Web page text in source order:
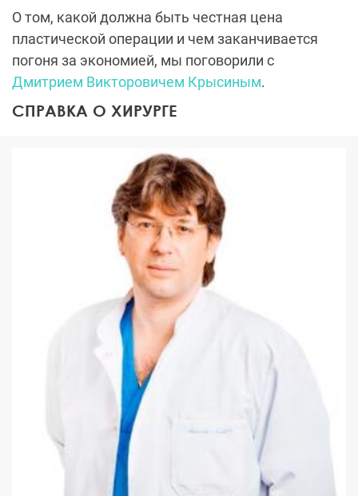
О том, какой должна быть честная цена
пластической операции и чем заканчивается
погоня за экономией, мы поговорили с
Дмитрием Викторовичем Крысиным.
СПРАВКА О ХИРУРГЕ